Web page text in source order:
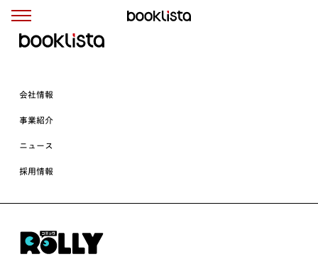
会社情報
事業紹介
ニュース
採用情報